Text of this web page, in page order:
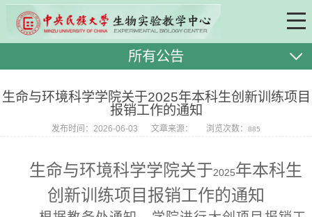
所有公告
生命与环境科学学院关于2025年本科生创新训练项目
报销工作的通知
发布时间：2026-06-03 文章来源： 浏览次数：885
生命与环境科学学院关于2025年本科生
创新训练项目报销工作的通知